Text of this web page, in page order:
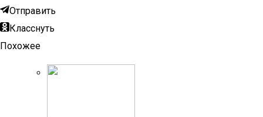
Отправить
Класснуть
Похожее